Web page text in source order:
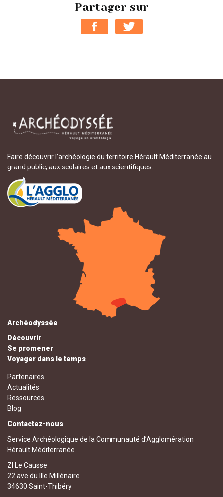
Partager sur
Faire découvrir l’archéologie du territoire Hérault Méditerranée au
grand public, aux scolaires et aux scientifiques.
Archéodyssée
Découvrir
Se promener
Voyager dans le temps
Partenaires
Actualités
Ressources
Blog
Contactez-nous
Service Archéologique de la Communauté d’Agglomération
Hérault Méditerranée
ZI Le Causse
22 ave du IIIe Millénaire
34630 Saint-Thibéry